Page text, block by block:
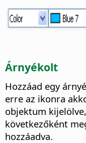
Árnyékolt
Hozzáad egy
erre az ikonra
objektum
következőként
hozzáadva.